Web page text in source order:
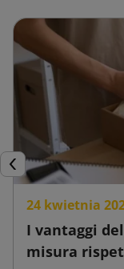
Precedente
24 kwietnia
I vantaggi
misura